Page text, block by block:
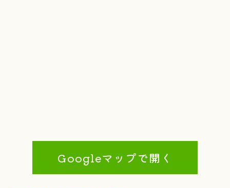
Googleマップで開く